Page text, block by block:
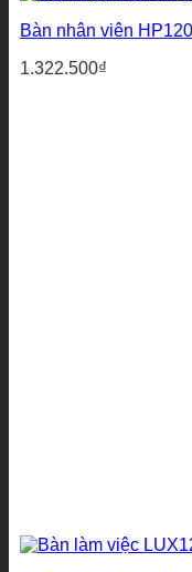
Bàn nhân viên
1.322.500₫